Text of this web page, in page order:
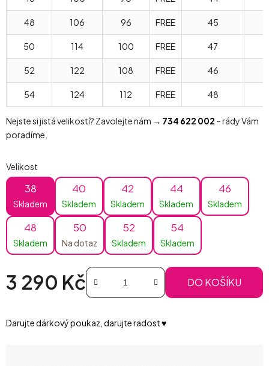
48 106 96 FREE 45
50 114 100 FREE 47
52 122 108 FREE 46
54 124 112 FREE 48
Nejste si jistá velikostí? Zavolejte nám → 734 622 002 – rády Vám
poradíme.
Velikost
38
Skladem
40
Skladem
42
Skladem
44
Skladem
46
Skladem
48
Skladem
50
Na dotaz
52
Skladem
54
Skladem
3 290 Kč DO KOŠÍKU
Darujte dárkový poukaz, darujte radost ♥️